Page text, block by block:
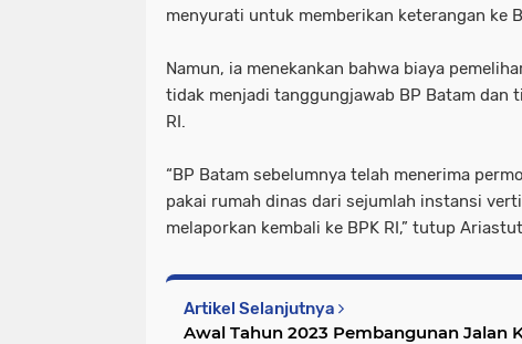
menyurati untuk memberikan keterangan ke
Namun, ia menekankan bahwa biaya
tidak menjadi tanggungjawab BP Batam dan
RI.
“BP Batam sebelumnya telah menerima
pakai rumah dinas dari sejumlah instansi
melaporkan kembali ke BPK RI,” tutup
Artikel Selanjutnya
Awal Tahun 2023 Pembangunan Jalan